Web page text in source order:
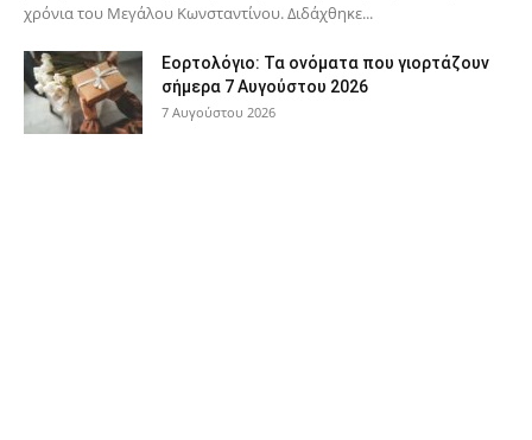
χρόνια του Μεγάλου Κωνσταντίνου. Διδάχθηκε...
Εορτολόγιο: Τα ονόματα που γιορτάζουν
σήμερα 7 Αυγούστου 2026
7 Αυγούστου 2026